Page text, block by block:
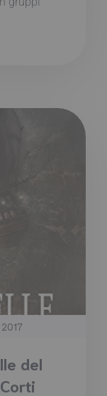
2017
del